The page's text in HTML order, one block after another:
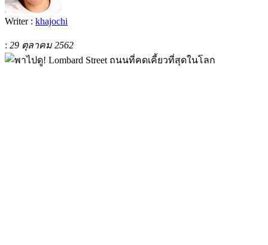
Writer : khajochi
: 29 ตุลาคม 2562